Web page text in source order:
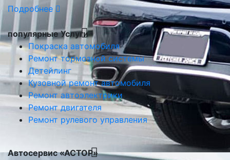
Подробнее
популярные Услуги
Покраска автомобиля
Ремонт тормозной системы
Детейлинг
Кузовной ремонт автомобиля
Ремонт автоэлектрики
Ремонт двигателя
Ремонт рулевого управления
Автосервис «АСТОР»